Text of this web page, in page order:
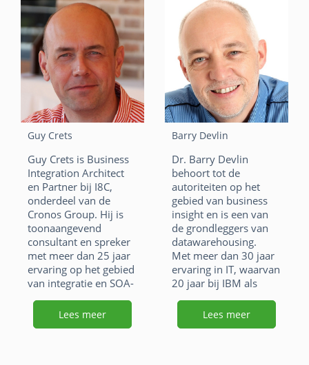
workshops en
samenwerken met
stakeholders om te
komen tot een
afgestemd, verfijnd en
ontworpen datamodel
– een logisch
datamodel geschikt
voor Data Vault of
andere Ensemble-
patronen. Remco
vervult hierbij
verschillende rollen
zoals Instructeur,
Facilitator, Coach en
Adviseur.
F
a
c
e
b
Li
n
k
e
dI
X
W
h
at
E
m
ai
wereld, financiële
dienstverlening en
detailhandel. Hierbij
was steeds het doel
om organisaties te
laten profiteren van
eenvoudiger doch
meer omvattender
requirements
modelleertechnieken
op gebied van
datawarehousing.
F
a
c
e
b
o
o
Li
n
k
e
dI
n
X
W
h
at
s
A
p
E
m
ai
l
Guy Crets
Guy Crets is Business
Integration Architect
en Partner bij I8C,
onderdeel van de
Cronos Group. Hij is
toonaangevend
consultant en spreker
met meer dan 25 jaar
ervaring op het gebied
van integratie en SOA-
oplossingen en
problemen.
Lees meer
Barry Devlin
Dr. Barry Devlin
behoort tot de
autoriteiten op het
gebied van business
insight en is een van
de grondleggers van
datawarehousing.
Met meer dan 30 jaar
ervaring in IT, waarvan
20 jaar bij IBM als
Engineer”, is hij een
alom gewaardeerd
Lees meer